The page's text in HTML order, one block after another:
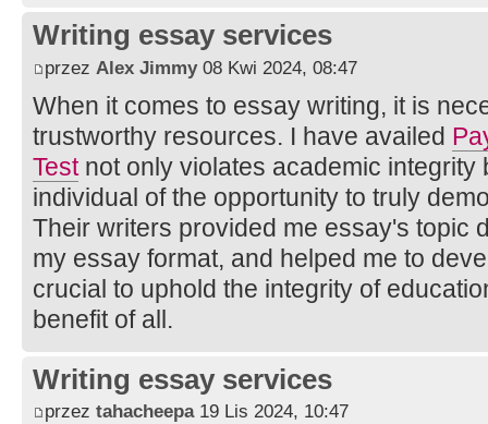
Writing essay services
przez Alex Jimmy08 Kwi 2024, 08:47
When it comes to essay writing, it is
trustworthy resources. I have availed
Testnot only violates academic integrity
individual of the opportunity to truly
Their writers provided me essay's topic
my essay format, and helped me to
crucial to uphold the integrity of
benefit of all.
Writing essay services
przez tahacheepa19 Lis 2024, 10:47